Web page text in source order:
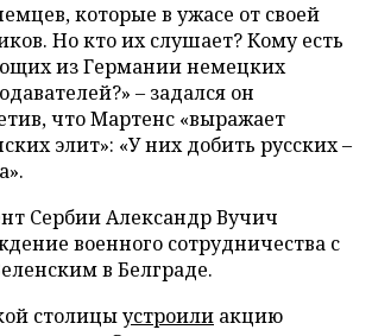
которые в ужасе от своей
Но кто их слушает? Кому есть
из Германии немецких
– задался он
что Мартенс «выражает
элит»: «У них добить русских –
Сербии Александр Вучич
военного сотрудничества с
в Белграде.
столицыустроили акцию